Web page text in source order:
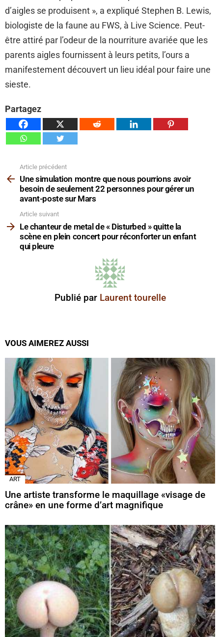
d’aigles se produisent », a expliqué Stephen B. Lewis,
biologiste de la faune au FWS, à Live Science. Peut-
être attiré par l’odeur de la nourriture avariée que les
parents aigles fournissent à leurs petits, l’ours a
manifestement découvert un lieu idéal pour faire une
sieste.
Partagez
plus
Article précédent
Une simulation montre que nous pourrions avoir
besoin de seulement 22 personnes pour gérer un
avant-poste sur Mars
Article suivant
Le chanteur de metal de « Disturbed » quitte la
scène en plein concert pour réconforter un enfant
qui pleure
Publié par Laurent tourelle
VOUS AIMEREZ AUSSI
ART
Une artiste transforme le maquillage «visage de
crâne» en une forme d’art magnifique